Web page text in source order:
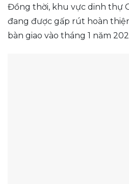
Đồng thời, khu vực dinh thự
đang được gấp rút hoàn
bàn giao vào tháng 1 năm